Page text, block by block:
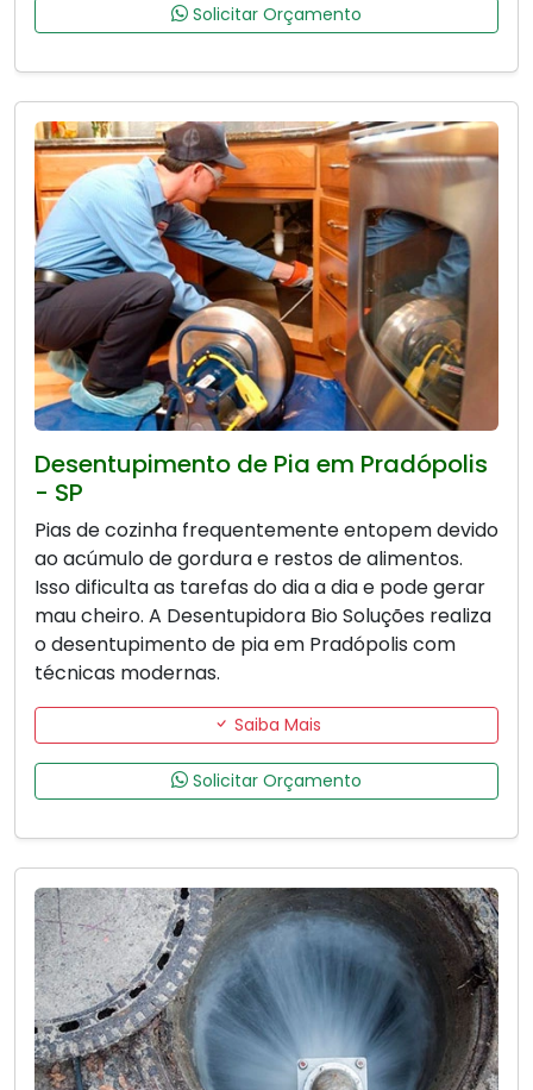
Solicitar Orçamento
Desentupimento de Pia em Pradópolis
- SP
Pias de cozinha frequentemente entopem devido
ao acúmulo de gordura e restos de alimentos.
Isso dificulta as tarefas do dia a dia e pode gerar
mau cheiro. A Desentupidora Bio Soluções realiza
o desentupimento de pia em Pradópolis com
técnicas modernas.
Saiba Mais
Solicitar Orçamento